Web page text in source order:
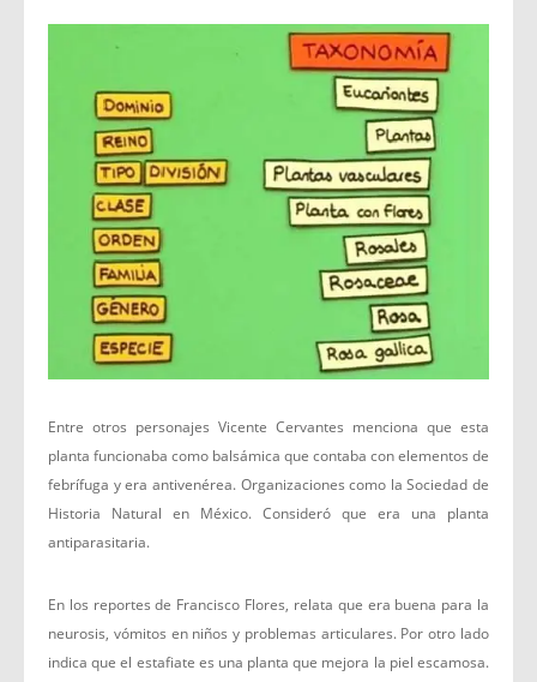
Entre otros personajes Vicente Cervantes menciona que esta
planta funcionaba como balsámica que contaba con elementos de
febrífuga y era antivenérea. Organizaciones como la Sociedad de
Historia Natural en México. Consideró que era una planta
antiparasitaria.
En los reportes de Francisco Flores, relata que era buena para la
neurosis, vómitos en niños y problemas articulares. Por otro lado
indica que el estafiate es una planta que mejora la piel escamosa.